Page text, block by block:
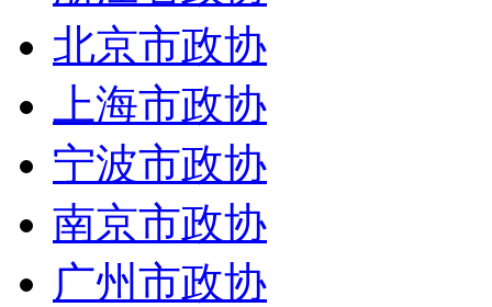
北京市政协
上海市政协
宁波市政协
南京市政协
广州市政协